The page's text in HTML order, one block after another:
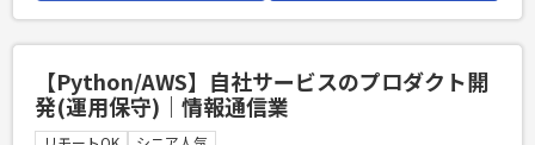
必須スキル
・エンジニア歴3年以上 ・Python（django）での開発経験最
【Python/AWS】自社サービスのプロダクト開
発(運用保守)｜情報通信業